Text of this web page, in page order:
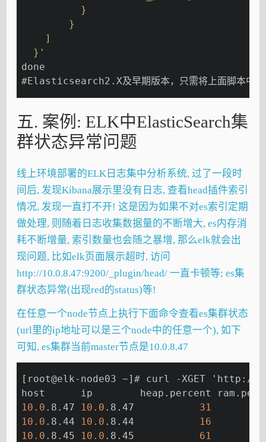
          }
        }
    ]
  }'
done
#Elasticsearch2.X及早期版本，只需将上面脚本
五. 案例: ELK中ElasticSearch集
群状态异常问题
线上环境部署的ELK日志集中分析系统, 过了一段时
间后, 发现Kibana展示里没有日志, 查看head插件索引
情况, 发现一直打不开! 这是因为如果不对es索引定期
做处理, 则随着日志收集数据量的不断增大, es内存消
耗不断增量, 索引数量也会随之暴增, 那么elk就会出
现问题, 比如elk页面展示超时, 访问
http://10.0.8.47:9200/_plugin/head/ 一直卡顿等; es集
群状态异常(出现red的status)等!
在任意一个node节点上执行下面命令查看es集群状态
(url里的ip地址可以是三个node中的任意一个), 如下
可知, es集群当前master节点是10.0.8.47
[root@elk-node03 ~]# curl -XGET 'http://
host      ip        heap.percent
10.0 .8.47 10.0 .8.47 31
10.0 .8.44 10.0 .8.44
16
10.0 .8.45 10.0 .8.45 61